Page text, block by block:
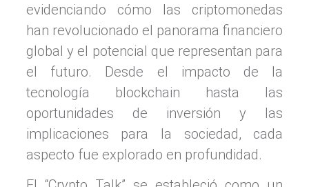
evidenciando cómo las criptomonedas
han revolucionado el panorama financiero
global y el potencial que representan para
el futuro. Desde el impacto de la
tecnología blockchain hasta las
oportunidades de inversión y las
implicaciones para la sociedad, cada
aspecto fue explorado en profundidad.